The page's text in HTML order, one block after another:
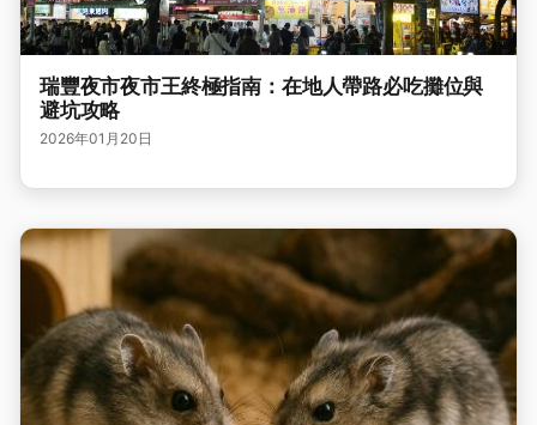
瑞豐夜市夜市王終極指南：在地人帶路必吃攤位與
避坑攻略
2026年01月20日